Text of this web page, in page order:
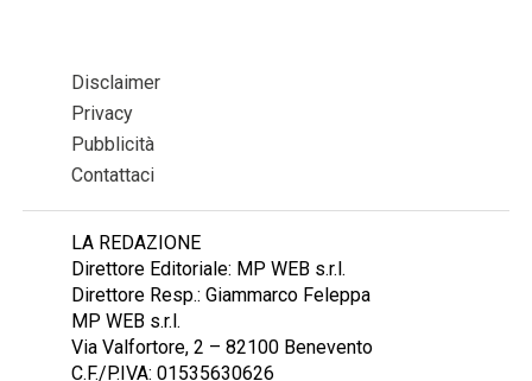
Disclaimer
Privacy
Pubblicità
Contattaci
LA REDAZIONE
Direttore Editoriale: MP WEB s.r.l.
Direttore Resp.: Giammarco Feleppa
MP WEB s.r.l.
Via Valfortore, 2 – 82100 Benevento
C.F./P.IVA: 01535630626